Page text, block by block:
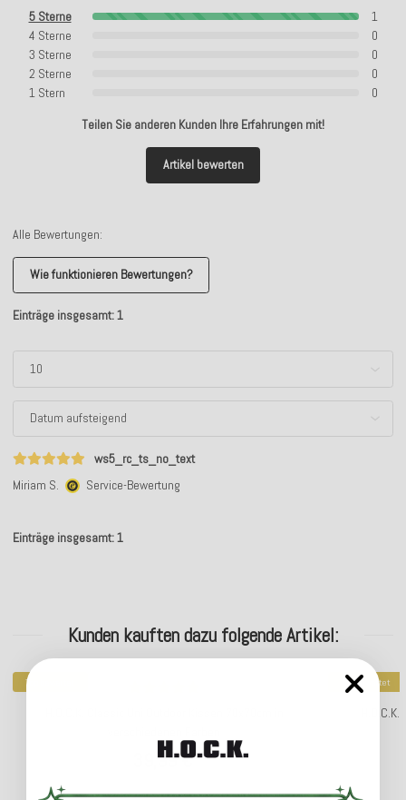
5 Sterne
1
4 Sterne
0
3 Sterne
0
2 Sterne
0
1 Stern
0
Teilen Sie anderen Kunden Ihre Erfahrungen mit!
Artikel bewerten
Alle Bewertungen:
Wie funktionieren Bewertungen?
Einträge insgesamt: 1
ws5_rc_ts_no_text
Miriam S.
Service-Bewertung
Einträge insgesamt: 1
Kunden kauften dazu folgende Artikel:
Top bewertet
39,99 €*
Top bewertet